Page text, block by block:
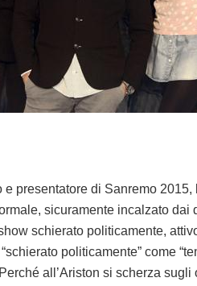
presentatore di Sanremo 2015,
sicuramente incalzato dai
schierato politicamente,
politicamente” come
Perché all’Ariston si scherza